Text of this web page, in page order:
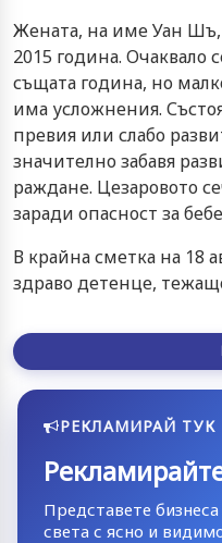
Жената, на име Уан Шъ,
2015 година. Очаквало
същата година, но
има усложнения.
превия или слабо
значително забавя
раждане. Цезаровото
заради опасност за
В крайна сметка на 18
здраво детенце,
РЕКЛАМИРАЙ ТУК
Представете
света с ясно и